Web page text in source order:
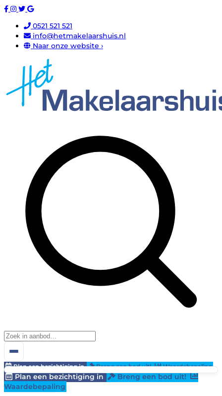
0521 521 521
info@hetmakelaarshuis.nl
Naar onze website ›
Plan een bezichtiging in Breng een bod uit! Waardebepaling
Plan een bezichtiging in
Breng een bod uit!
Waardebepaling